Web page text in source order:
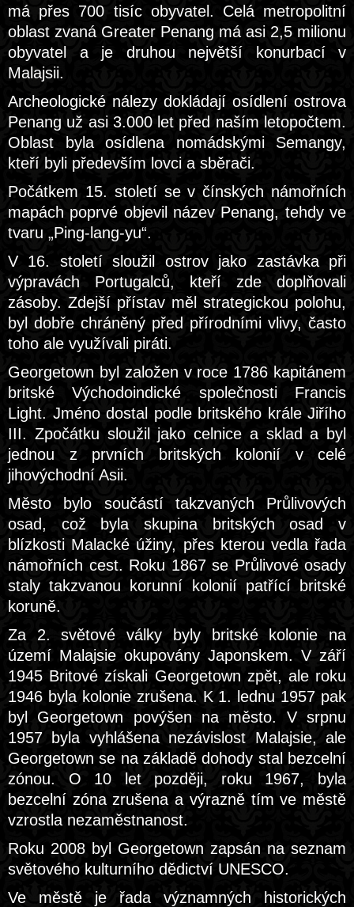
má přes 700 tisíc obyvatel. Celá metropolitní
oblast zvaná Greater Penang má asi 2,5 milionu
obyvatel a je druhou největší konurbací v
Malajsii.
Archeologické nálezy dokládají osídlení ostrova
Penang už asi 3.000 let před naším letopočtem.
Oblast byla osídlena nomádskými Semangy,
kteří byli především lovci a sběrači.
Počátkem 15. století se v čínských námořních
mapách poprvé objevil název Penang, tehdy ve
tvaru „Ping-lang-yu“.
V 16. století sloužil ostrov jako zastávka při
výpravách Portugalců, kteří zde doplňovali
zásoby. Zdejší přístav měl strategickou polohu,
byl dobře chráněný před přírodními vlivy, často
toho ale využívali piráti.
Georgetown byl založen v roce 1786 kapitánem
britské Východoindické společnosti Francis
Light. Jméno dostal podle britského krále Jiřího
III. Zpočátku sloužil jako celnice a sklad a byl
jednou z prvních britských kolonií v celé
jihovýchodní Asii.
Město bylo součástí takzvaných Průlivových
osad, což byla skupina britských osad v
blízkosti Malacké úžiny, přes kterou vedla řada
námořních cest. Roku 1867 se Průlivové osady
staly takzvanou korunní kolonií patřící britské
koruně.
Za 2. světové války byly britské kolonie na
území Malajsie okupovány Japonskem. V září
1945 Britové získali Georgetown zpět, ale roku
1946 byla kolonie zrušena. K 1. lednu 1957 pak
byl Georgetown povýšen na město. V srpnu
1957 byla vyhlášena nezávislost Malajsie, ale
Georgetown se na základě dohody stal bezcelní
zónou. O 10 let později, roku 1967, byla
bezcelní zóna zrušena a výrazně tím ve městě
vzrostla nezaměstnanost.
Roku 2008 byl Georgetown zapsán na seznam
světového kulturního dědictví UNESCO.
Ve městě je řada významných historických